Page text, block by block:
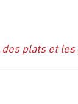
plats et